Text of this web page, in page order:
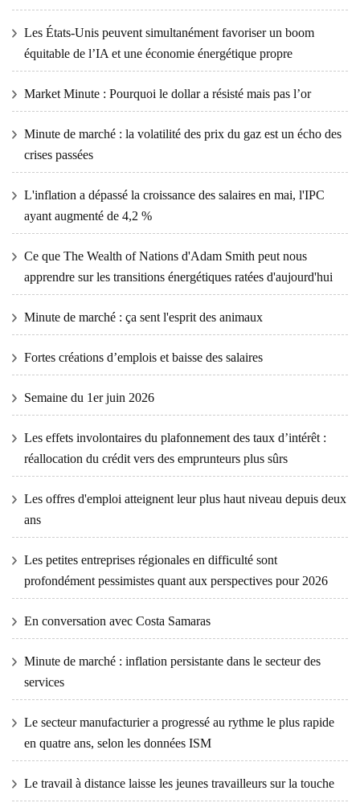
Les États-Unis peuvent simultanément favoriser un boom
équitable de l’IA et une économie énergétique propre
Market Minute : Pourquoi le dollar a résisté mais pas l’or
Minute de marché : la volatilité des prix du gaz est un écho des
crises passées
L'inflation a dépassé la croissance des salaires en mai, l'IPC
ayant augmenté de 4,2 %
Ce que The Wealth of Nations d'Adam Smith peut nous
apprendre sur les transitions énergétiques ratées d'aujourd'hui
Minute de marché : ça sent l'esprit des animaux
Fortes créations d’emplois et baisse des salaires
Semaine du 1er juin 2026
Les effets involontaires du plafonnement des taux d’intérêt :
réallocation du crédit vers des emprunteurs plus sûrs
Les offres d'emploi atteignent leur plus haut niveau depuis deux
ans
Les petites entreprises régionales en difficulté sont
profondément pessimistes quant aux perspectives pour 2026
En conversation avec Costa Samaras
Minute de marché : inflation persistante dans le secteur des
services
Le secteur manufacturier a progressé au rythme le plus rapide
en quatre ans, selon les données ISM
Le travail à distance laisse les jeunes travailleurs sur la touche